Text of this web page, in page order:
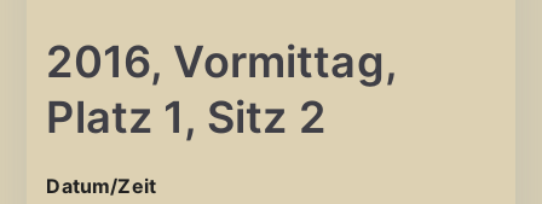
2016, Vormittag,
Platz 1, Sitz 2
Datum/Zeit